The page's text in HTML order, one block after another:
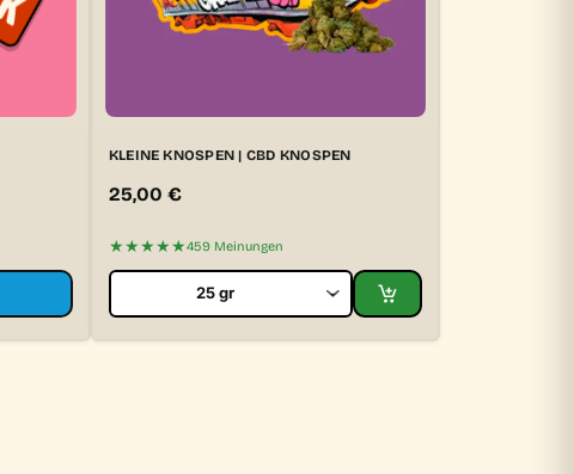
KLEINE KNOSPEN | CBD KNOSPEN
25,00 €
★★★★★459 Meinungen